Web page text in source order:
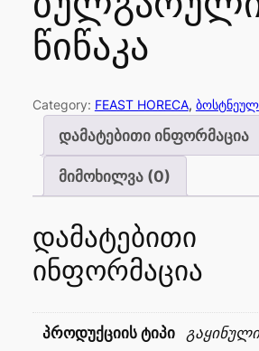
წიწაკა
Category: FEAST HORECA,
დამატებითი ინფორმაცია
მიმოხილვა (0)
დამატებითი
ინფორმაცია
პროდუქციის ტიპი